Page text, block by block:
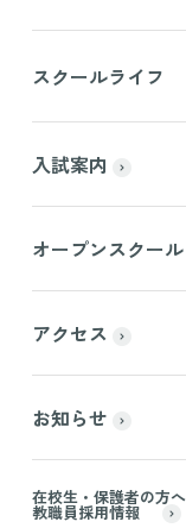
スクールライフ
入試案内
オープンスクール
アクセス
お知らせ
在校生・保護者の方へ
教職員採用情報